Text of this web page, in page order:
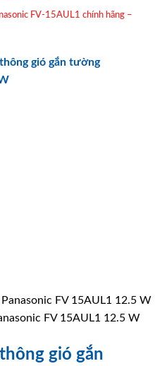
FV-15AUL1 chính hãng –
gió gắn tường
FV 15AUL1 12.5 W
gió gắn